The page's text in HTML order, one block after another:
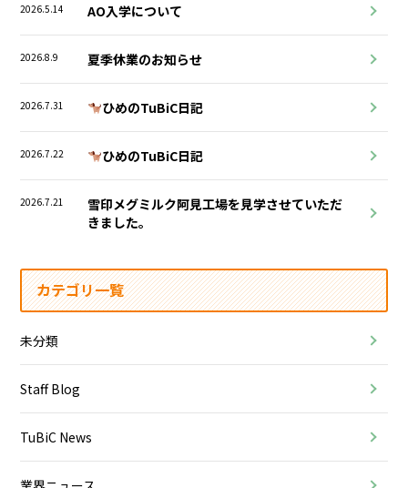
2026.5.14 AO入学について
2026.8.9 夏季休業のお知らせ
2026.7.31 ひめのTuBiC日記
2026.7.22 ひめのTuBiC日記
2026.7.21
雪印メグミルク阿見工場を見学させていただ
きました。
カテゴリ一覧
未分類
Staff Blog
TuBiC News